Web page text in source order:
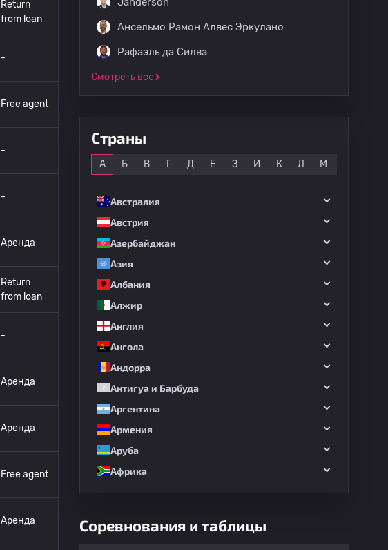
Return
from loan
-
Free agent
-
-
Аренда
Return
from loan
-
Аренда
Аренда
Free agent
Аренда
Ансельмо Рамон Алвес Эркулано
Рафаэль да Силва
Смотреть все
Страны
А Б В Г Д Е З И К Л М
Австралия
Австрия
Азербайджан
Азия
Албания
Алжир
Англия
Ангола
Андорра
Антигуа и Барбуда
Аргентина
Армения
Аруба
Африка
Соревнования и таблицы